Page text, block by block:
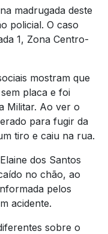
madrugada deste
policial. O caso
1, Zona Centro-
mostram que
placa e foi
Militar. Ao ver o
para fugir da
tiro e caiu na rua.
dos Santos
no chão, ao
pelos
acidente.
sobre o